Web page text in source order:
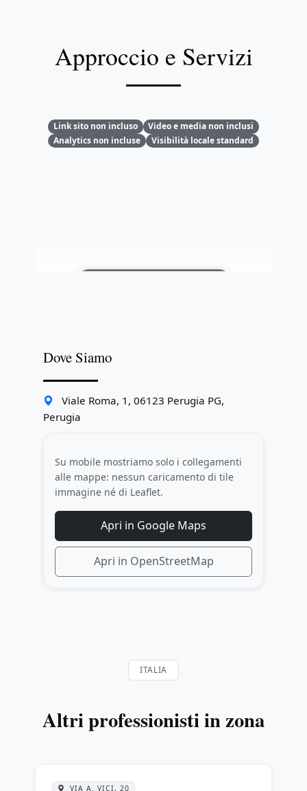
Approccio e Servizi
Link sito non incluso
Video e media non inclusi
Analytics non incluse
Visibilità locale standard
Dove Siamo
Viale Roma, 1, 06123 Perugia PG,
Perugia
Su mobile mostriamo solo i collegamenti
alle mappe: nessun caricamento di tile
immagine né di Leaflet.
Apri in Google Maps
Apri in OpenStreetMap
ITALIA
Altri professionisti in zona
VIA A. VICI, 20